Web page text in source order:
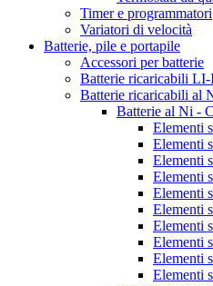
Timer e programmatori
Variatori di velocità
Batterie, pile e portapile
Accessori per batterie
Batterie ricaricabili
Batterie ricaricabili al
Batterie al Ni -
Elementi
Elementi
Elementi
Elementi
Elementi
Elementi
Elementi
Elementi
Elementi
Elementi